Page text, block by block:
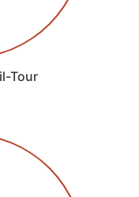
Tour